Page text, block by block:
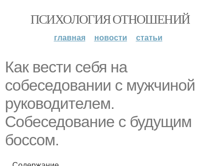
ПСИХОЛОГИЯ ОТНОШЕНИЙ
главная новости статьи
Как вести себя на
собеседовании с мужчиной
руководителем.
Собеседование с будущим
боссом.